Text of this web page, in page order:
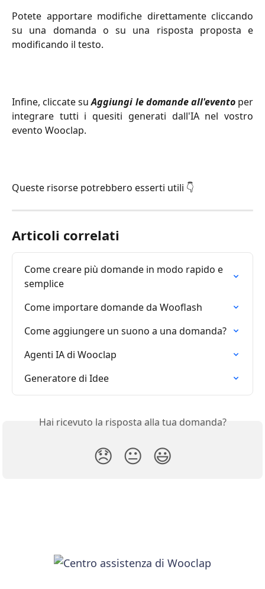
Potete apportare modifiche direttamente cliccando
su una domanda o su una risposta proposta e
modificando il testo.
Infine, cliccate suAggiungi le domande all'eventoper
integrare tutti i quesiti generati dall'IA nel vostro
evento Wooclap.
Queste risorse potrebbero esserti utili 👇
Articoli correlati
Come creare più domande in modo rapido e
semplice
Come importare domande da Wooflash
Come aggiungere un suono a una domanda?
Agenti IA di Wooclap
Generatore di Idee
Hai ricevuto la risposta alla tua domanda?
😞 😐 😃